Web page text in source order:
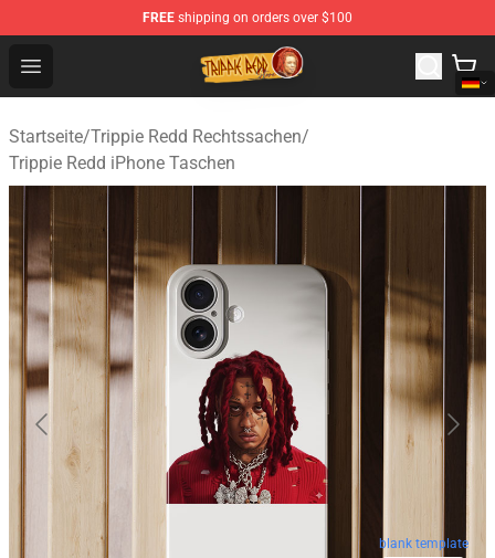
FREE shipping on orders over $100
Open menu
Trippie Redd Store - Official Trippie Redd Merchandise
Startseite/Trippie Redd Rechtssachen/
Trippie Redd iPhone Taschen
blank template